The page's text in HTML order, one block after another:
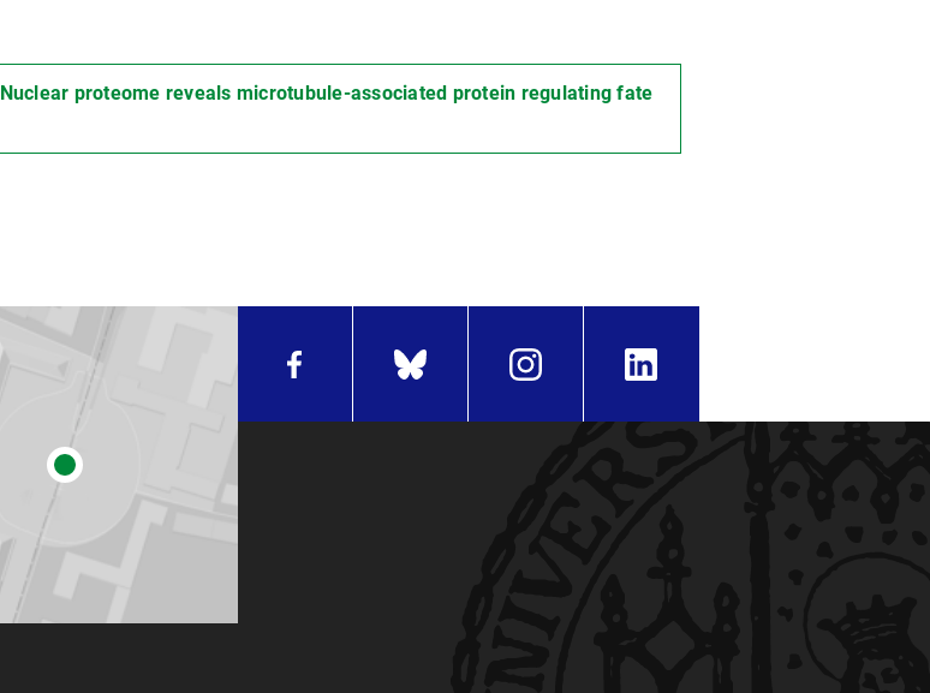
Nuclear proteome reveals microtubule-associated protein regulating fate